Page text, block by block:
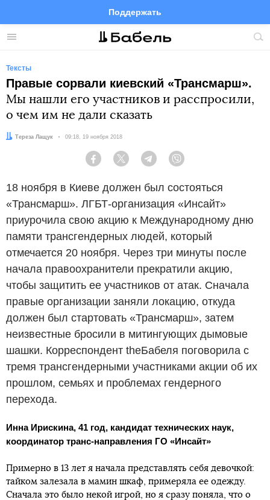
Меню
Поддержать
FacebookTelegramTwitter
Тексты
Правые сорвали киевский «Трансмарш».
Мы нашли его участников и расспросили,
о чем им не дали сказать
Автор:
Тереза Лащук Дата:
09:18, 19 ноября 2018
Facebook Twitter Telegram
18 ноября в Киеве должен был состояться
«Трансмарш». ЛГБТ-организация «Инсайт»
приурочила свою акцию к Международному дню
памяти трансгендерных людей, который
отмечается 20 ноября. Через три минуты после
начала правоохранители прекратили акцию,
чтобы защитить ее участников от атак. Сначала
правые организации заняли локацию, откуда
должен был стартовать «Трансмарш», затем
неизвестные бросили в митингующих дымовые
шашки. Корреспондент theБабеля поговорила с
тремя трансгендерными участниками акции об их
прошлом, семьях и проблемах гендерного
перехода.
Инна Ирискина, 41 год, кандидат технических наук,
координатор транс-направления ГО «Инсайт»
Примерно в 13 лет я начала представлять себя девочкой:
тайком залезала в мамин шкаф, примеряла ее одежду.
Сначала это было некой игрой, но я сразу поняла, что о